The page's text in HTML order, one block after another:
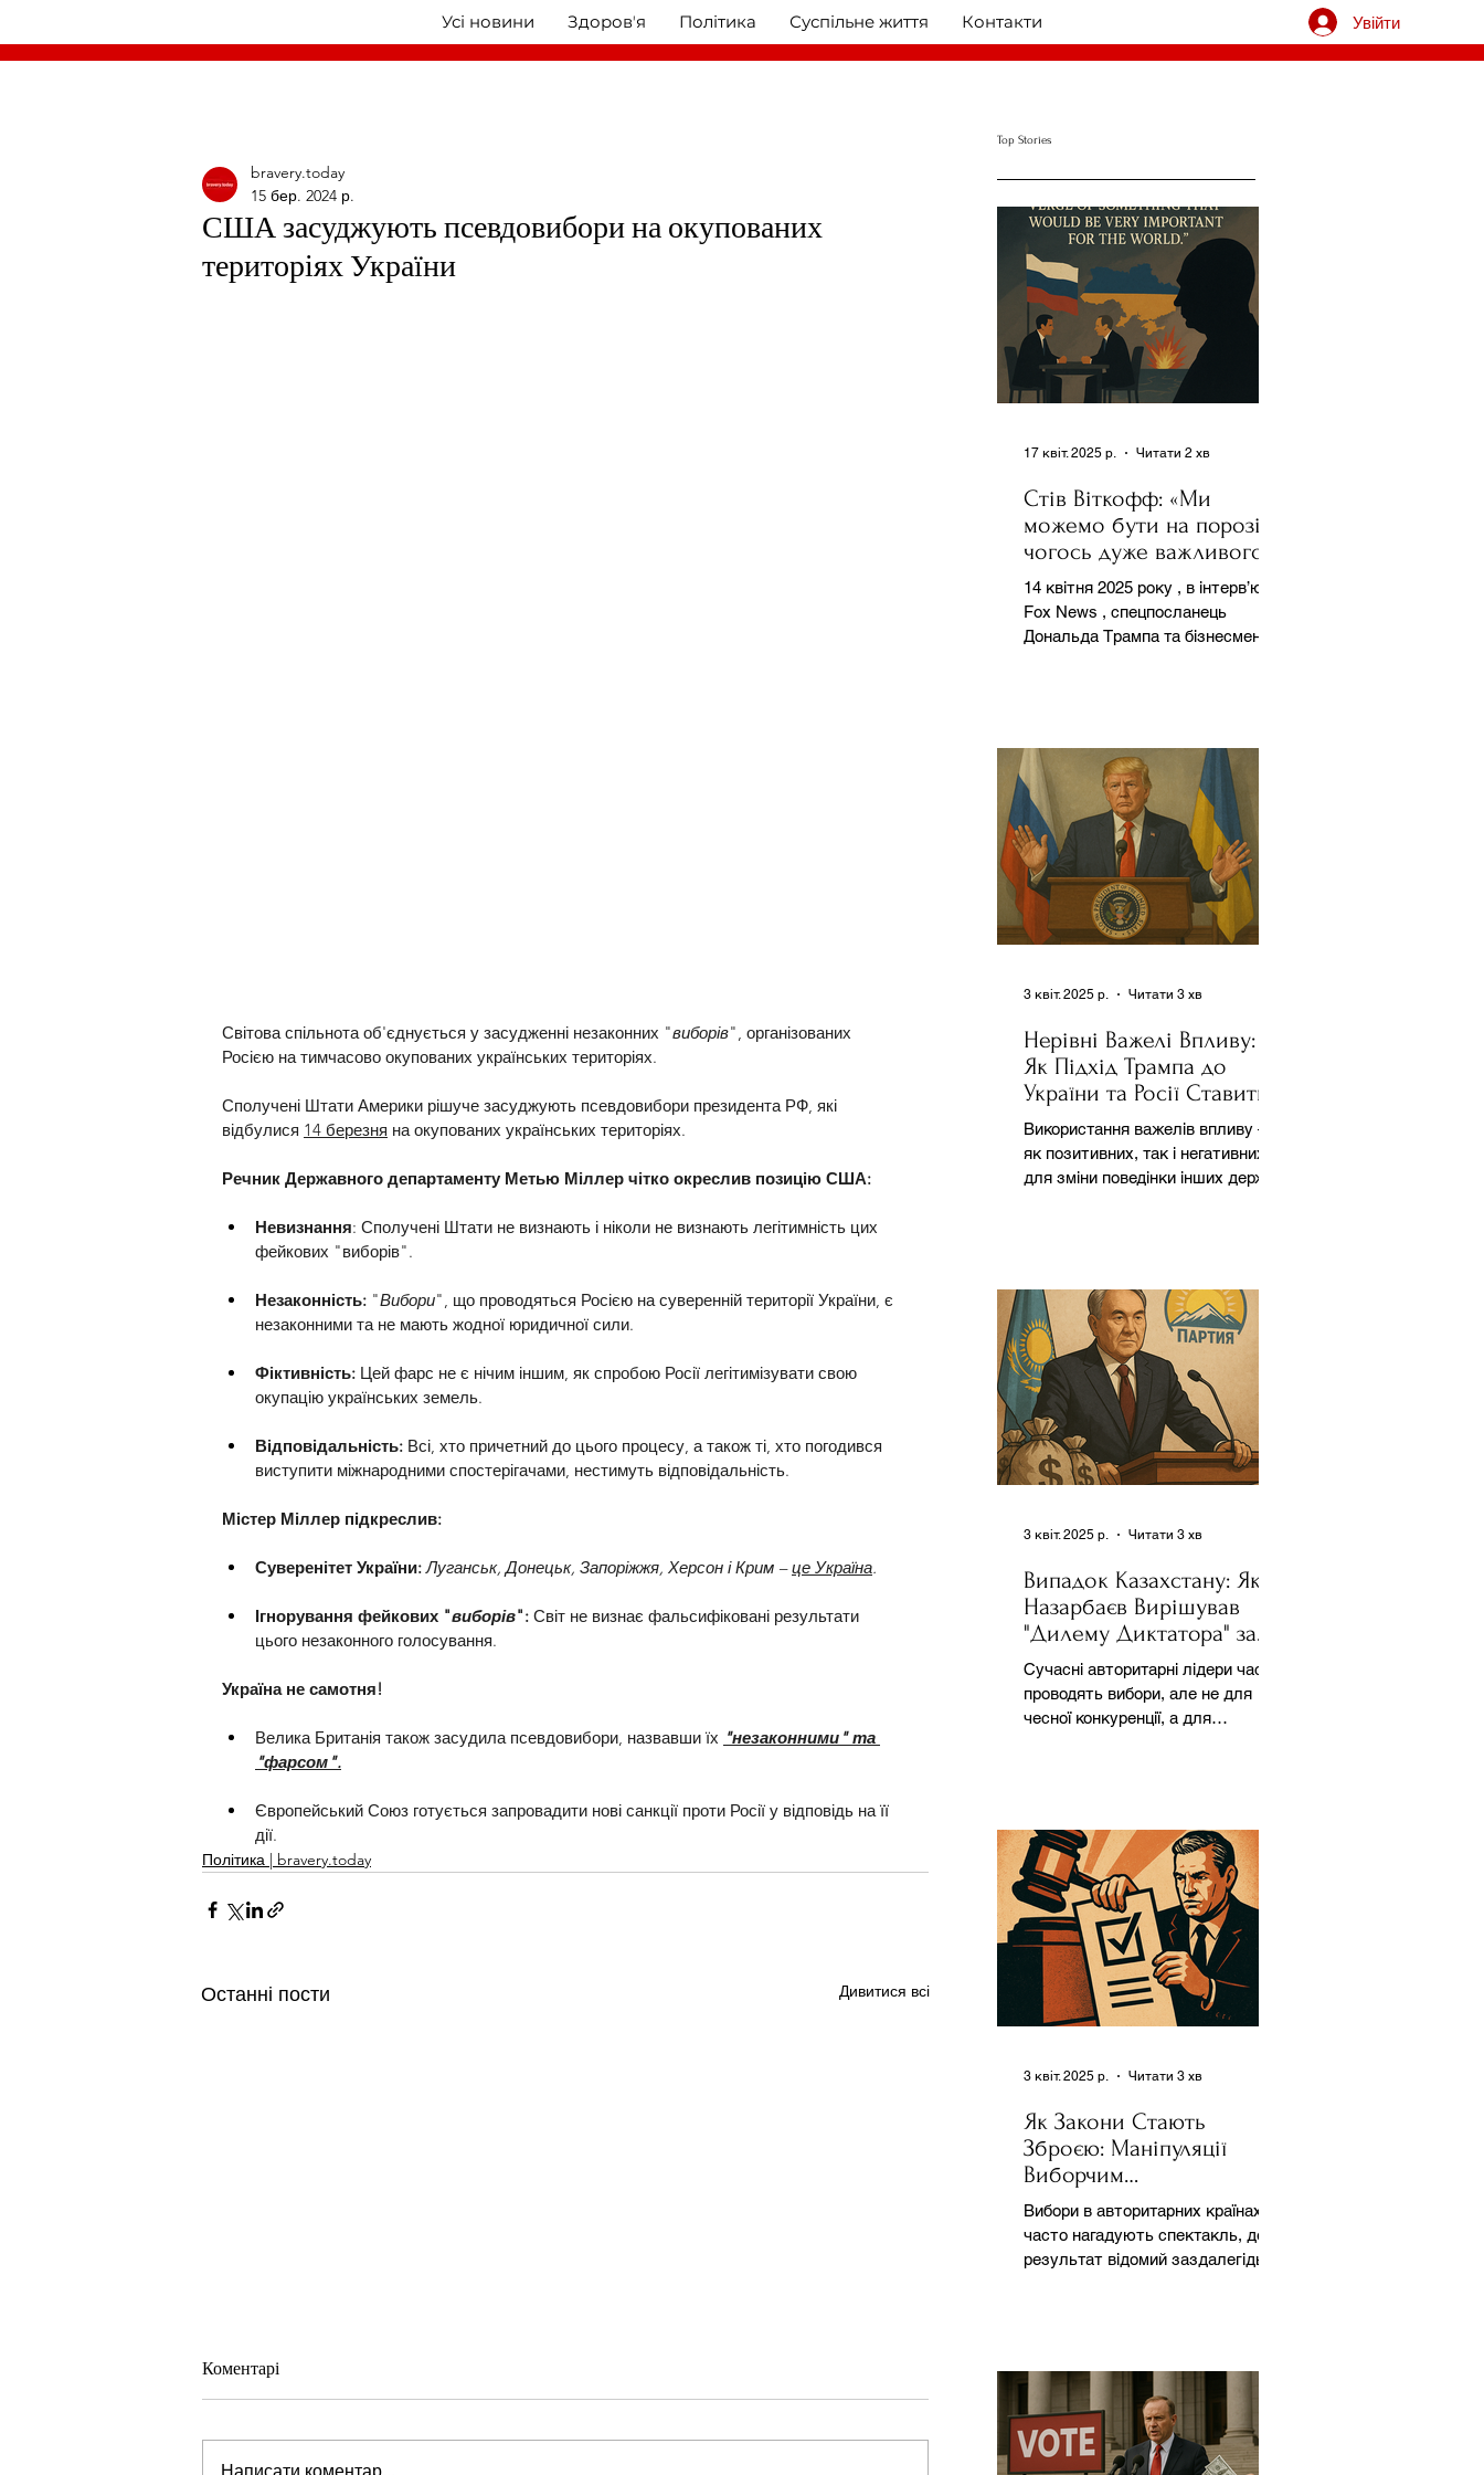
Усі новини Здоровʼя Політика Суспільне життя Контакти Увійти
США засуджують псевдовибори на окупованих
територіях України
bravery.today
15 бер. 2024 р.
Світова спільнота об'єднується у засудженні незаконних "виборів", організованих
Росією на тимчасово окупованих українських територіях.
Сполучені Штати Америки рішуче засуджують псевдовибори президента РФ, які
відбулися 14 березня на окупованих українських територіях.
Речник Державного департаменту Метью Міллер чітко окреслив позицію США:
Невизнання: Сполучені Штати не визнають і ніколи не визнають легітимність цих
фейкових "виборів".
Незаконність: "Вибори", що проводяться Росією на суверенній території України, є
незаконними та не мають жодної юридичної сили.
Фіктивність: Цей фарс не є нічим іншим, як спробою Росії легітимізувати свою
окупацію українських земель.
Відповідальність: Всі, хто причетний до цього процесу, а також ті, хто погодився
виступити міжнародними спостерігачами, нестимуть відповідальність.
Містер Міллер підкреслив:
Суверенітет України: Луганськ, Донецьк, Запоріжжя, Херсон і Крим – це Україна.
Ігнорування фейкових "виборів": Світ не визнає фальсифіковані результати
цього незаконного голосування.
Україна не самотня!
Велика Британія також засудила псевдовибори, назвавши їх "незаконними" та
"фарсом".
Європейський Союз готується запровадити нові санкції проти Росії у відповідь на її
дії.
Політика | bravery.today
Останні пости Дивитися всі
Коментарі
Top Stories
Стів Віткофф: «Ми
можемо бути на порозі
чогось дуже важливого
для світу» — але що це
означає?
14 квітня 2025 року , в інтерв’ю на
Fox News , спецпосланець
Дональда Трампа та бізнесмен
17 квіт. 2025 р. Читати 2 хв
Нерівні Важелі Впливу:
Як Підхід Трампа до
України та Росії Ставить
під Сумнів Американську
Держполітику
Використання важелів впливу –
як позитивних, так і негативних –
для зміни поведінки інших держав
3 квіт. 2025 р. Читати 3 хв
Випадок Казахстану: Як
Назарбаєв Вирішував
"Дилему Диктатора" за
Допомогою Ресурсів та
Партії
Сучасні авторитарні лідери часто
проводять вибори, але не для
чесної конкуренції, а для
3 квіт. 2025 р. Читати 3 хв
Як Закони Стають
Зброєю: Маніпуляції
Виборчим
Законодавством в
Автократіях
Вибори в авторитарних країнах
часто нагадують спектакль, де
результат відомий заздалегідь.
3 квіт. 2025 р. Читати 3 хв